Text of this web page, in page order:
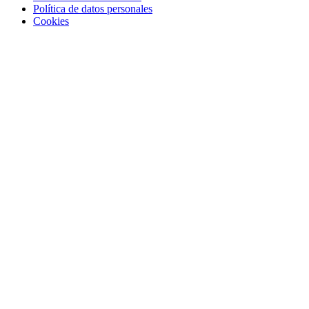
Política de datos personales
Cookies